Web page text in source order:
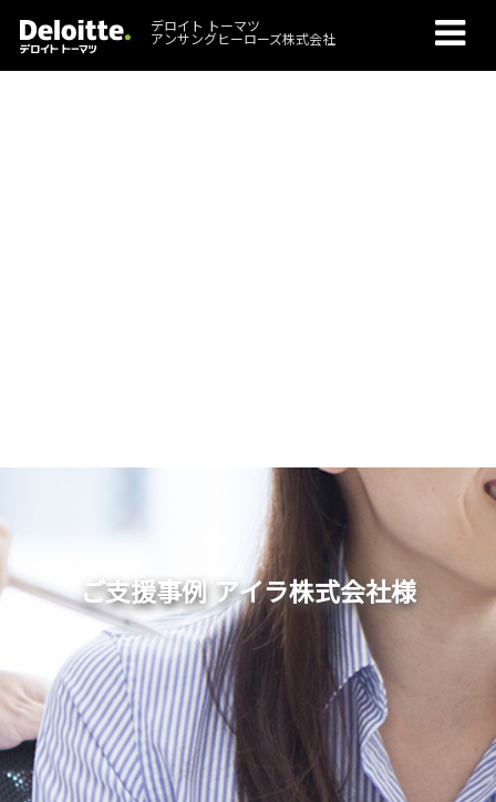
デロイト トーマツ
アンサングヒーローズ株式会社
ご支援事例 アイラ株式会社様